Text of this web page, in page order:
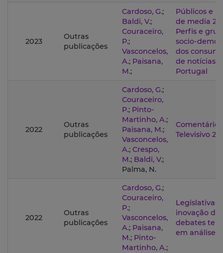
2023
Outras
publicações
Cardoso, G.;
Baldi, V.;
Couraceiro,
P.;
Vasconcelos,
A.; Paisana,
M.;
Públicos e
de media
Perfis e
socio-
dos
de notícias
Portugal
2022
Outras
publicações
Cardoso, G.;
Couraceiro,
P.; Pinto-
Martinho, A.;
Paisana, M.;
Vasconcelos,
A.; Crespo,
M.; Baldi, V.;
Palma, N.
Comentário
Televisivo
2022
Outras
publicações
Cardoso, G.;
Couraceiro,
P.;
Vasconcelos,
A.; Paisana,
M.; Pinto-
Martinho, A.;
Legislativas
inovação dos
debates
em análise